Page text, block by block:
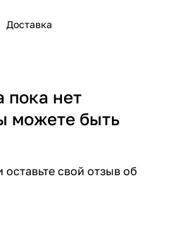
Доставка
пока нет
можете быть
свой отзыв об
вопросы?